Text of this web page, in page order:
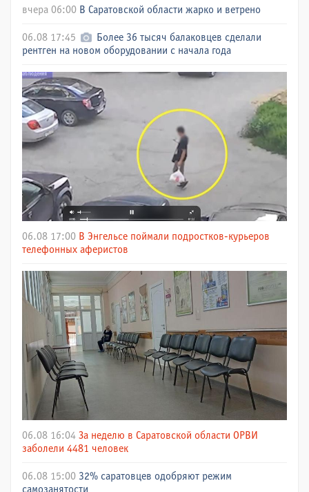
вчера 06:00 В Саратовской области жарко и ветрено
06.08 17:45
Более 36 тысяч балаковцев сделали
рентген на новом оборудовании с начала года
06.08 17:00 В Энгельсе поймали подростков-курьеров
телефонных аферистов
06.08 16:04 За неделю в Саратовской области ОРВИ
заболели 4481 человек
06.08 15:00 32% саратовцев одобряют режим
самозанятости